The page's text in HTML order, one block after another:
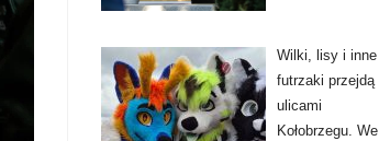
Wilki, lisy i inne
futrzaki przejdą
ulicami
Kołobrzegu. We